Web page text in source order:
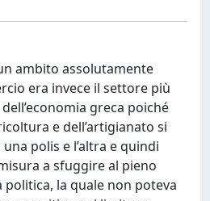
ambito assolutamente
era invece il settore più
greca poiché
e dell’artigianato si
polis e l’altra e quindi
a sfuggire al pieno
la quale non poteva